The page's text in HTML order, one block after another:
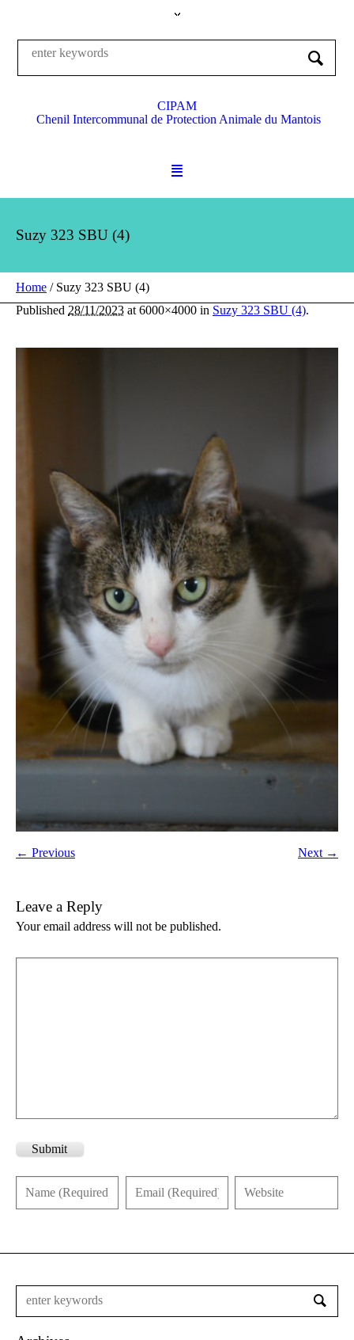
CIPAM
Chenil Intercommunal de Protection Animale du Mantois
Suzy 323 SBU (4)
Home / Suzy 323 SBU (4)
Published 28/11/2023 at 6000×4000 in Suzy 323 SBU (4).
← Previous Next →
Leave a Reply
Your email address will not be published.
Submit